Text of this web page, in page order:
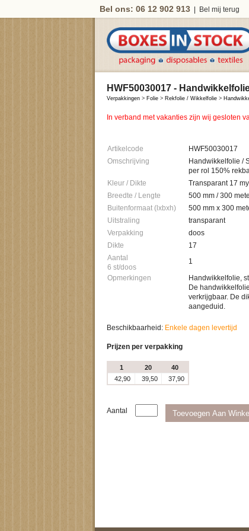
Bel ons: 06 12 902 913 Bel mij terug
HWF50030017 -
Verpakkingen > Folie > Rekfolie / Wikkelfolie >
In verband met vakanties zijn wij gesloten
Artikelcode
HWF50030017
Omschrijving
Handwikkelfolie /
per rol 150%
Kleur / Dikte
Transparant 17 my
Breedte / Lengte
500 mm / 300
Buitenformaat (lxbxh)
500 mm x 300
Uitstraling
transparant
Verpakking
doos
Dikte
17
Aantal
6 st/doos
1
Opmerkingen
Handwikkelfolie,
De
verkrijgbaar. De
aangeduid.
Beschikbaarheid: Enkele dagen levertijd
Prijzen per verpakking
1 20
40
42,90
39,50 37,90
Aantal